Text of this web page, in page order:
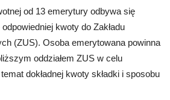
od 13 emerytury odbywa się
kwoty do Zakładu
(ZUS). Osoba emerytowana powinna
oddziałem ZUS w celu
dokładnej kwoty składki i sposobu